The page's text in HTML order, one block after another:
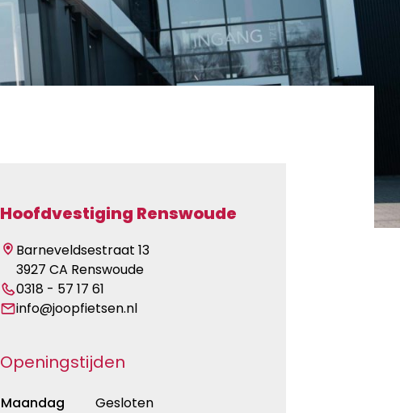
Hoofdvestiging Renswoude
Barneveldsestraat 13
3927 CA Renswoude
0318 - 57 17 61
info@joopfietsen.nl
Openingstijden
Maandag
Gesloten